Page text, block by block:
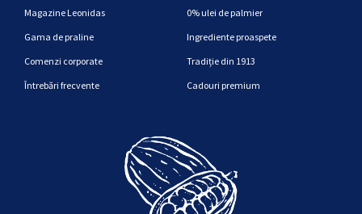
Magazine Leonidas
Gama de praline
Comenzi corporate
Întrebări frecvente
0% ulei de palmier
Ingrediente proaspete
Tradiție din 1913
Cadouri premium